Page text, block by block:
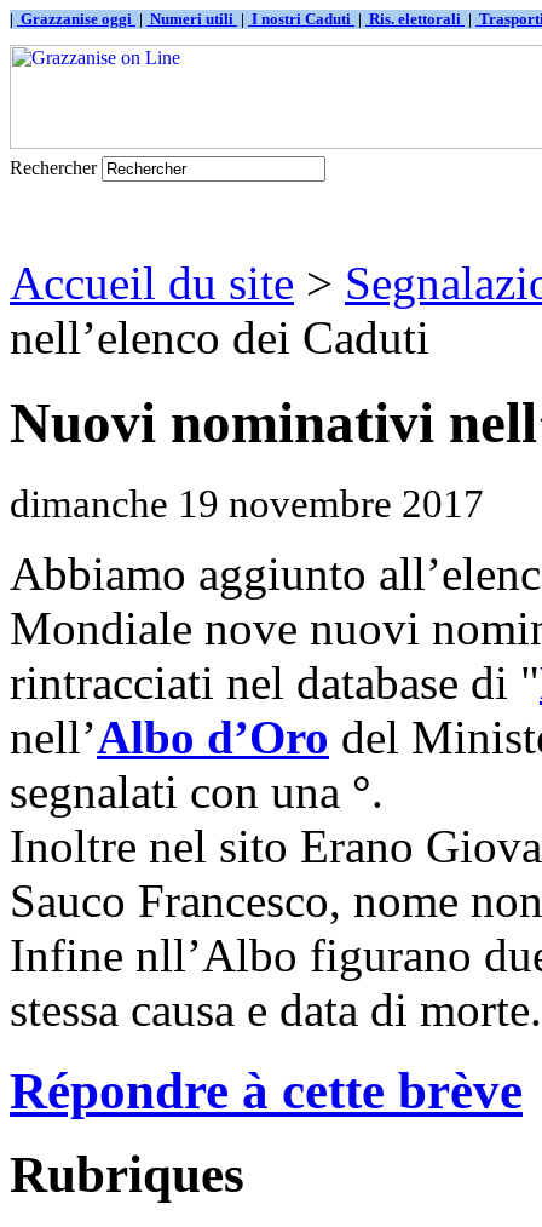
| Grazzanise oggi | Numeri utili | I nostri Caduti | Ris. elettorali |
Rechercher
Accueil du site >
nell’elenco dei Caduti
Nuovi nominativi
dimanche 19 novembre 2017
Abbiamo aggiunto
Mondiale nove nuovi
rintracciati nel database di "
nell’Albo d’Oro del
segnalati con una °.
Inoltre nel sito Erano
Sauco Francesco, nome
Infine nll’Albo figurano
stessa causa e data di
Répondre à cette brève
Rubriques